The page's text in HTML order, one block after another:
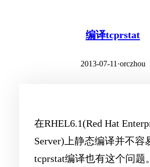
编译tcprstat
2013-07-11 ·orczhou
在RHEL6.1(Red Hat
Server)上静态编译并不容
tcprstat编译也有这个问题。